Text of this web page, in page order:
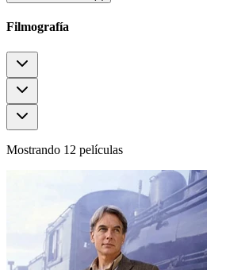
Filmografía
Mostrando 12 películas